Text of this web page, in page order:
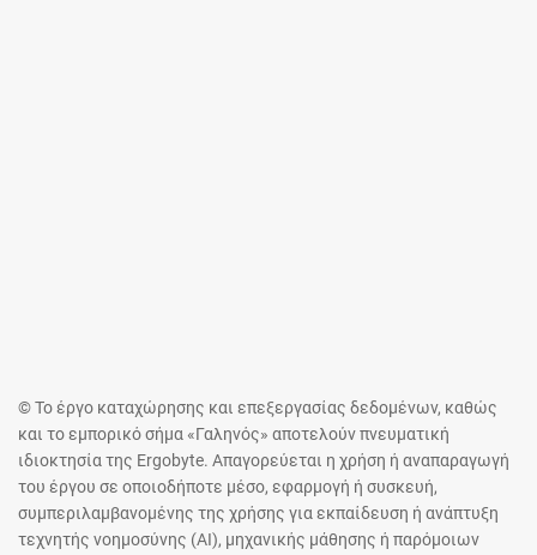
© Το έργο καταχώρησης και επεξεργασίας δεδομένων, καθώς
και το εμπορικό σήμα «Γαληνός» αποτελούν πνευματική
ιδιοκτησία της Ergobyte. Απαγορεύεται η χρήση ή αναπαραγωγή
του έργου σε οποιοδήποτε μέσο, εφαρμογή ή συσκευή,
συμπεριλαμβανομένης της χρήσης για εκπαίδευση ή ανάπτυξη
τεχνητής νοημοσύνης (AI), μηχανικής μάθησης ή παρόμοιων